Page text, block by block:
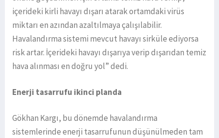
içerideki kirli havayı dışarı atarak ortamdaki virüs
miktarı en azından azaltılmaya çalışılabilir.
Havalandırma sistemi mevcut havayı sirküle ediyorsa
risk artar. İçerideki havayı dışarıya verip dışarıdan temiz
hava alınması en doğru yol” dedi.
Enerji tasarrufu ikinci planda
Gökhan Kargı, bu dönemde havalandırma
sistemlerinde enerji tasarrufunun düşünülmeden tam